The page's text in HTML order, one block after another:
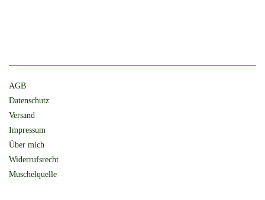
AGB
Datenschutz
Versand
Impressum
Über mich
Widerrufsrecht
Muschelquelle